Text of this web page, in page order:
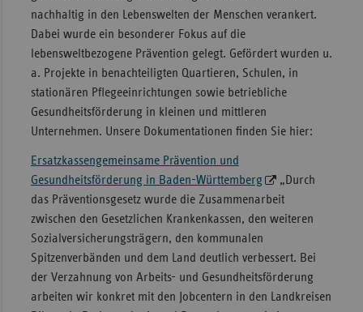
nachhaltig in den Lebenswelten der Menschen verankert.
Dabei wurde ein besonderer Fokus auf die
lebensweltbezogene Prävention gelegt. Gefördert wurden u.
a. Projekte in benachteiligten Quartieren, Schulen, in
stationären Pflegeeinrichtungen sowie betriebliche
Gesundheitsförderung in kleinen und mittleren
Unternehmen. Unsere Dokumentationen finden Sie hier:
Ersatzkassengemeinsame Prävention und
Gesundheitsförderung in Baden-Württemberg
„Durch
das Präventionsgesetz wurde die Zusammenarbeit
zwischen den Gesetzlichen Krankenkassen, den weiteren
Sozialversicherungsträgern, den kommunalen
Spitzenverbänden und dem Land deutlich verbessert. Bei
der Verzahnung von Arbeits- und Gesundheitsförderung
arbeiten wir konkret mit den Jobcentern in den Landkreisen